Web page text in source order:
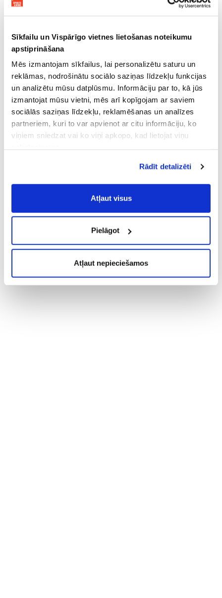
Sīkfailu un Vispārīgo vietnes lietošanas noteikumu
apstiprināšana
Mēs izmantojam sīkfailus, lai personalizētu saturu un
reklāmas, nodrošinātu sociālo saziņas līdzekļu funkcijas
un analizētu mūsu datplūsmu. Informāciju par to, kā jūs
izmantojat mūsu vietni, mēs arī kopīgojam ar saviem
sociālās saziņas līdzekļu, reklamēšanas un analīzes
partneriem, kuri to var apvienot ar citu informāciju, ko
viņiem sniedzat vai ko viņi apkopo, kad lietojat viņu
Vispārīgiem vietnes lietošanas
noteikumiem(saīsināti - VVLN).
Rādīt detalizēti
Atļaut visus
Pielāgot
Atļaut nepieciešamos